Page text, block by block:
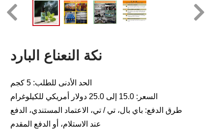
نكة النعناع البارد
الحد الأدنى للطلب: 5 كجم
السعر: 15.0 إلى 25.0 دولار أمريكي للكيلوغرام
طرق الدفع: باي بال، تي / تي، الاعتماد المستندي، الدفع
عند الاستلام، أو الدفع المقدم